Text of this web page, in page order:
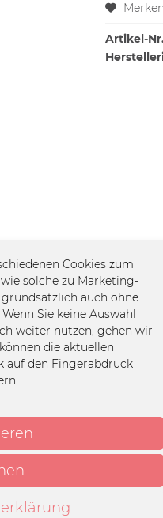
Merken
Artikel-
Cookies zum
solche zu Marketing-
auch ohne
Sie keine Auswahl
weiter nutzen, gehen wir
die aktuellen
auf den Fingerabdruck